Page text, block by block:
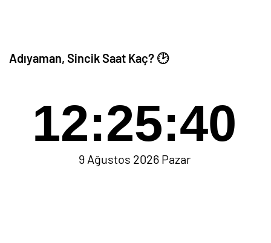
Adıyaman, Sincik Saat Kaç? 🕑
12:25:40
9 Ağustos 2026 Pazar